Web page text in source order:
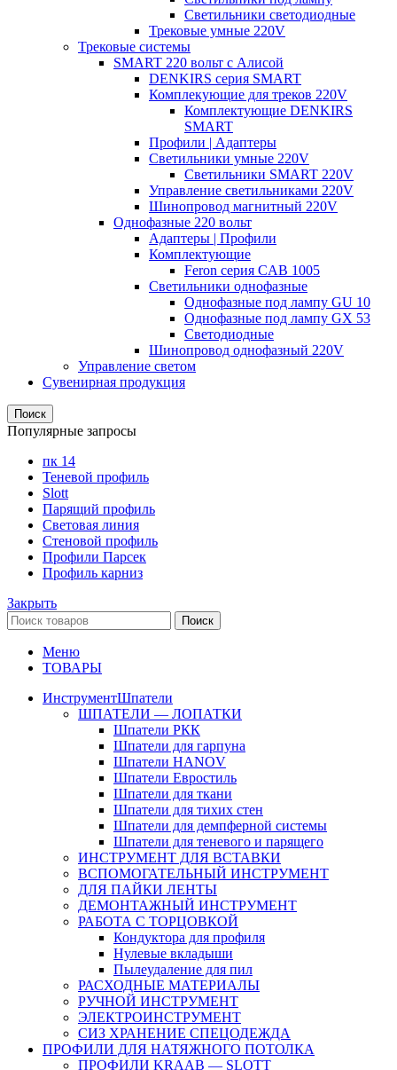
Светильники светодиодные
Трековые умные 220V
Трековые системы
SMART 220 вольт c Алисой
DENKIRS серия SMART
Комплекующие для треков 220V
Комплектующие DENKIRS
SMART
Профили | Адаптеры
Светильники умные 220V
Светильники SMART 220V
Управление светильниками 220V
Шинопровод магнитный 220V
Однофазные 220 вольт
Адаптеры | Профили
Комплектующие
Feron серия CAB 1005
Светильники однофазные
Однофазные под лампу GU 10
Однофазные под лампу GX 53
Светодиодные
Шинопровод однофазный 220V
Управление светом
Сувенирная продукция
Поиск
Популярные запросы
пк 14
Теневой профиль
Slott
Парящий профиль
Световая линия
Стеновой профиль
Профили Парсек
Профиль карниз
Закрыть
Поиск
Меню
ТОВАРЫ
ИнструментШпатели
ШПАТЕЛИ — ЛОПАТКИ
Шпатели РКК
Шпатели для гарпуна
Шпатели HANOV
Шпатели Евростиль
Шпатели для ткани
Шпатели для тихих стен
Шпатели для демпферной системы
Шпатели для теневого и парящего
ИНСТРУМЕНТ ДЛЯ ВСТАВКИ
ВСПОМОГАТЕЛЬНЫЙ ИНСТРУМЕНТ
ДЛЯ ПАЙКИ ЛЕНТЫ
ДЕМОНТАЖНЫЙ ИНСТРУМЕНТ
РАБОТА С ТОРЦОВКОЙ
Кондуктора для профиля
Нулевые вкладыши
Пылеудаление для пил
РАСХОДНЫЕ МАТЕРИАЛЫ
РУЧНОЙ ИНСТРУМЕНТ
ЭЛЕКТРОИНСТРУМЕНТ
СИЗ ХРАНЕНИЕ СПЕЦОДЕЖДА
ПРОФИЛИ ДЛЯ НАТЯЖНОГО ПОТОЛКА
ПРОФИЛИ KRAAB — SLOTT